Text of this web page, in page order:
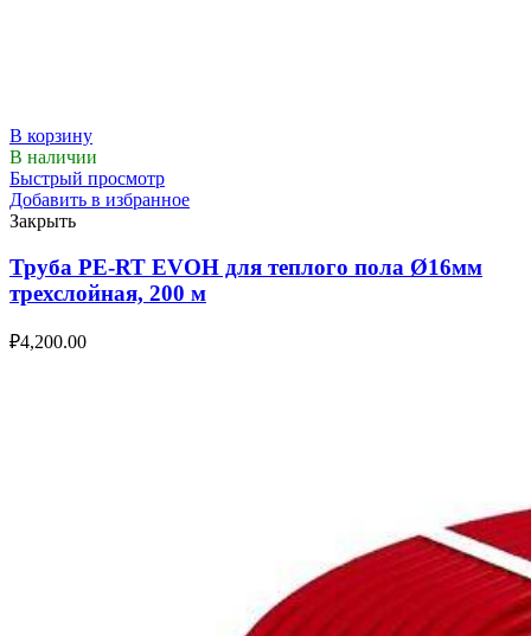
В корзину
В наличии
Быстрый просмотр
Добавить в избранное
Закрыть
Труба PE-RT EVOH для теплого пола Ø16мм
трехслойная, 200 м
₽4,200.00